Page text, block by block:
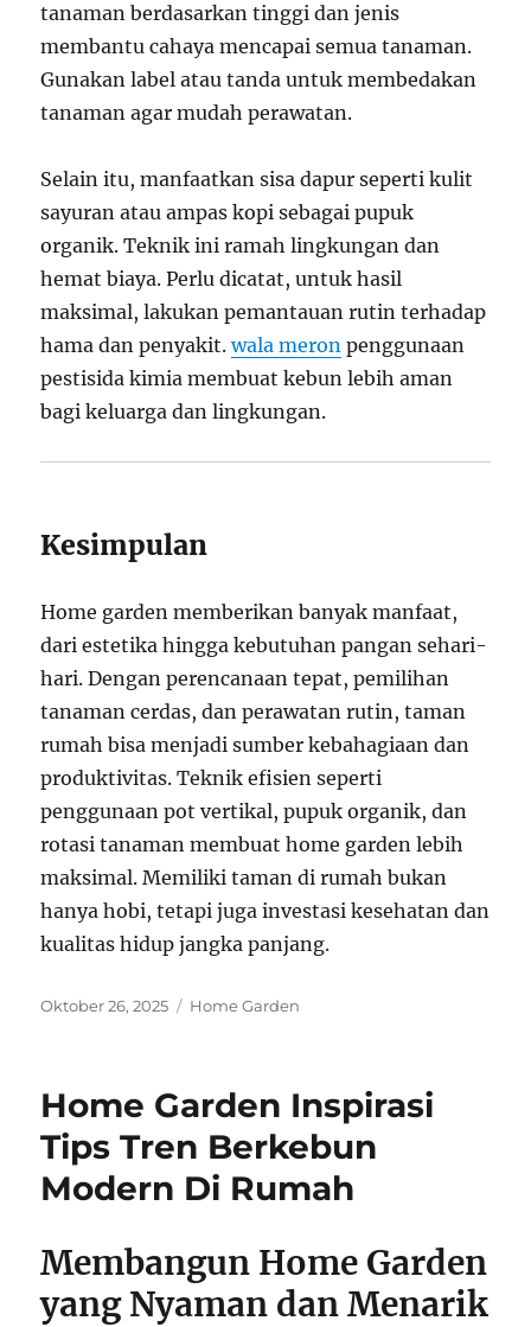
tanaman berdasarkan tinggi dan jenis
membantu cahaya mencapai semua tanaman.
Gunakan label atau tanda untuk membedakan
tanaman agar mudah perawatan.
Selain itu, manfaatkan sisa dapur seperti kulit
sayuran atau ampas kopi sebagai pupuk
organik. Teknik ini ramah lingkungan dan
hemat biaya. Perlu dicatat, untuk hasil
maksimal, lakukan pemantauan rutin terhadap
hama dan penyakit.wala meron penggunaan
pestisida kimia membuat kebun lebih aman
bagi keluarga dan lingkungan.
Kesimpulan
Home garden memberikan banyak manfaat,
dari estetika hingga kebutuhan pangan sehari-
hari. Dengan perencanaan tepat, pemilihan
tanaman cerdas, dan perawatan rutin, taman
rumah bisa menjadi sumber kebahagiaan dan
produktivitas. Teknik efisien seperti
penggunaan pot vertikal, pupuk organik, dan
rotasi tanaman membuat home garden lebih
maksimal. Memiliki taman di rumah bukan
hanya hobi, tetapi juga investasi kesehatan dan
kualitas hidup jangka panjang.
Posted
Oktober 26, 2025 Categories
Home Garden
Home Garden Inspirasi
Tips Tren Berkebun
Modern Di Rumah
Membangun Home Garden
yang Nyaman dan Menarik